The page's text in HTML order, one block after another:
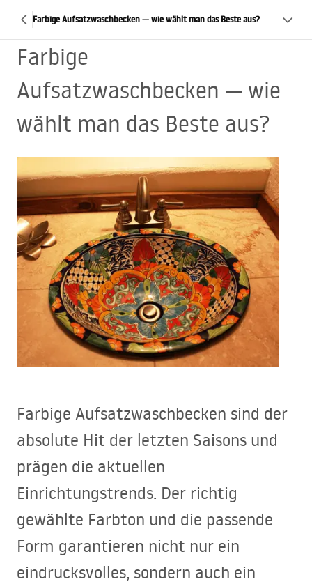
Farbige Aufsatzwaschbecken — wie wählt man das Beste aus?
Farbige
Aufsatzwaschbecken — wie
wählt man das Beste aus?
Farbige Aufsatzwaschbecken sind der
absolute Hit der letzten Saisons und
prägen die aktuellen
Einrichtungstrends. Der richtig
gewählte Farbton und die passende
Form garantieren nicht nur ein
eindrucksvolles, sondern auch ein